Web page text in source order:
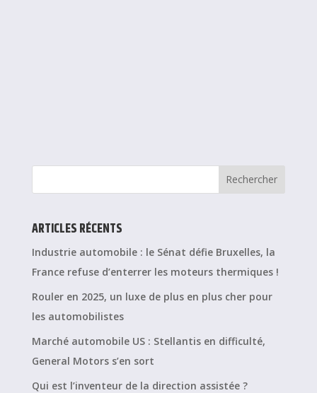
ARTICLES RÉCENTS
Industrie automobile : le Sénat défie Bruxelles, la
France refuse d’enterrer les moteurs thermiques !
Rouler en 2025, un luxe de plus en plus cher pour
les automobilistes
Marché automobile US : Stellantis en difficulté,
General Motors s’en sort
Qui est l’inventeur de la direction assistée ?